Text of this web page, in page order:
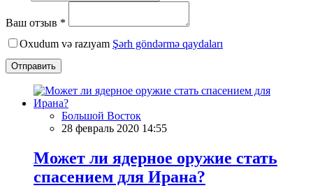
Ваш отзыв *
Oxudum və razıyam Şərh göndərmə qaydaları
Отправить
Большой Восток
28 февраль 2020 14:55
Может ли ядерное оружие стать
спасением для Ирана?